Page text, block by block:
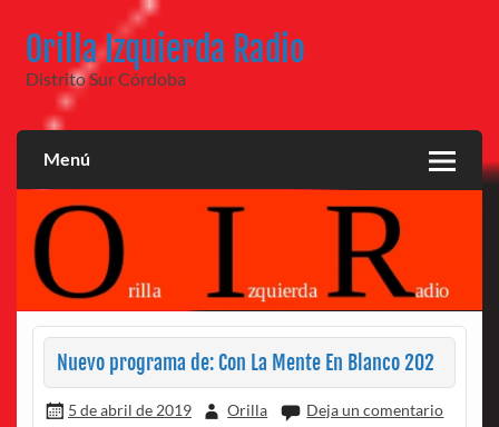
contenido
Orilla Izquierda Radio
Distrito Sur Córdoba
Menú
Nuevo programa de: Con La Mente En Blanco 202
5 de abril de 2019 Orilla Deja un comentario